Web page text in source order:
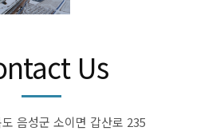
Us
음성군 소이면 갑산로 235